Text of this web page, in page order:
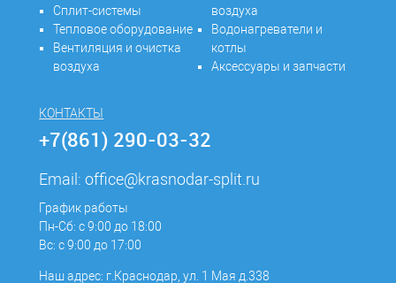
Сплит-системы
Тепловое оборудование
Вентиляция и очистка
воздуха
воздуха
Водонагреватели и
котлы
Аксессуары и запчасти
КОНТАКТЫ
+7(861) 290-03-32
Email:office@krasnodar-split.ru
График работы
Пн-Сб: с 9:00 до 18:00
Вс: с 9:00 до 17:00
Наш адрес: г.Краснодар, ул. 1 Мая д.338